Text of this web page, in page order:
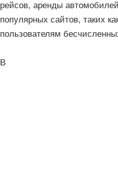
рейсов, аренды
популярных сайтов, таких
пользователям
В